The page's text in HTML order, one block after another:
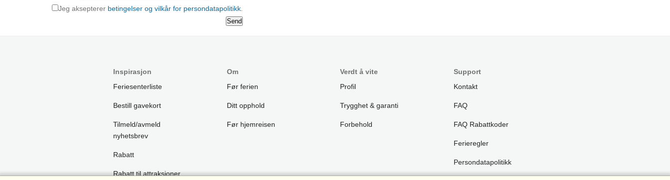
Jeg aksepterer betingelser og vilkår for persondatapolitikk.
Inspirasjon
Feriesenterliste
Bestill gavekort
Tilmeld/avmeld
nyhetsbrev
Rabatt
Rabatt til attraksjoner
Om
Før ferien
Ditt opphold
Før hjemreisen
Verdt å vite
Profil
Trygghet & garanti
Forbehold
Support
Kontakt
FAQ
FAQ Rabattkoder
Ferieregler
Persondatapolitikk